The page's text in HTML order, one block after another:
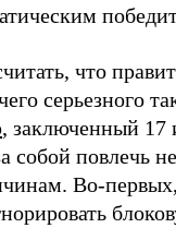
что
серьезного
, заключенный 17
повлечь
Во-